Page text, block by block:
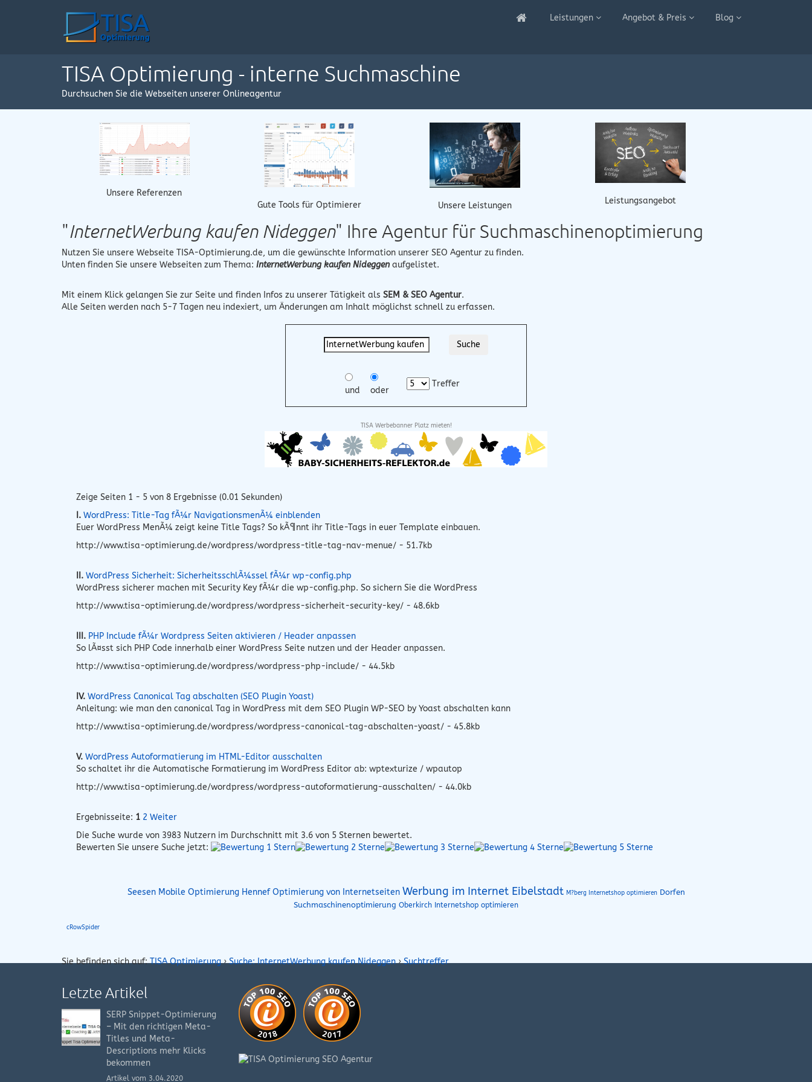
Leistungen Angebot & Preis Blog
TISA Optimierung - interne Suchmaschine
Durchsuchen Sie die Webseiten unserer Onlineagentur
Unsere Referenzen
Gute Tools für Optimierer
Unsere Leistungen Leistungsangebot
"InternetWerbung kaufen Nideggen" Ihre Agentur für Suchmaschinenoptimierung
Nutzen Sie unsere Webseite TISA-Optimierung.de, um die gewünschte Information unserer SEO Agentur zu finden.
Unten finden Sie unsere Webseiten zum Thema: InternetWerbung kaufen Nideggen aufgelistet.
Mit einem Klick gelangen Sie zur Seite und finden Infos zu unserer Tätigkeit als SEM & SEO Agentur.
Alle Seiten werden nach 5-7 Tagen neu indexiert, um Änderungen am Inhalt möglichst schnell zu erfassen.
und oder
Treffer
TISA Werbebanner Platz mieten!
Zeige Seiten 1 - 5 von 8 Ergebnisse (0.01 Sekunden)
I. WordPress: Title-Tag fÃ¼r NavigationsmenÃ¼ einblenden
Euer WordPress MenÃ¼ zeigt keine Title Tags? So kÃ¶nnt ihr Title-Tags in euer Template einbauen.
http://www.tisa-optimierung.de/wordpress/wordpress-title-tag-nav-menue/ - 51.7kb
II. WordPress Sicherheit: SicherheitsschlÃ¼ssel fÃ¼r wp-config.php
WordPress sicherer machen mit Security Key fÃ¼r die wp-config.php. So sichern Sie die WordPress
http://www.tisa-optimierung.de/wordpress/wordpress-sicherheit-security-key/ - 48.6kb
III. PHP Include fÃ¼r Wordpress Seiten aktivieren / Header anpassen
So lÃ¤sst sich PHP Code innerhalb einer WordPress Seite nutzen und der Header anpassen.
http://www.tisa-optimierung.de/wordpress/wordpress-php-include/ - 44.5kb
IV. WordPress Canonical Tag abschalten (SEO Plugin Yoast)
Anleitung: wie man den canonical Tag in WordPress mit dem SEO Plugin WP-SEO by Yoast abschalten kann
http://www.tisa-optimierung.de/wordpress/wordpress-canonical-tag-abschalten-yoast/ - 45.8kb
V. WordPress Autoformatierung im HTML-Editor ausschalten
So schaltet ihr die Automatische Formatierung im WordPress Editor ab: wptexturize / wpautop
http://www.tisa-optimierung.de/wordpress/wordpress-autoformatierung-ausschalten/ - 44.0kb
Ergebnisseite: 1 2 Weiter
Die Suche wurde von 3983 Nutzern im Durchschnitt mit 3.6 von 5 Sternen bewertet.
Bewerten Sie unsere Suche jetzt:
Seesen Mobile Optimierung Hennef Optimierung von Internetseiten Werbung im Internet Eibelstadt M?berg Internetshop optimieren Dorfen
Suchmaschinenoptimierung Oberkirch Internetshop optimieren
cRowSpider
Sie befinden sich auf:TISA Optimierung›Suche: InternetWerbung kaufen Nideggen›Suchtreffer
Letzte Artikel
SERP Snippet-Optimierung
– Mit den richtigen Meta-
Titles und Meta-
Descriptions mehr Klicks
bekommen
Artikel vom 3.04.2020